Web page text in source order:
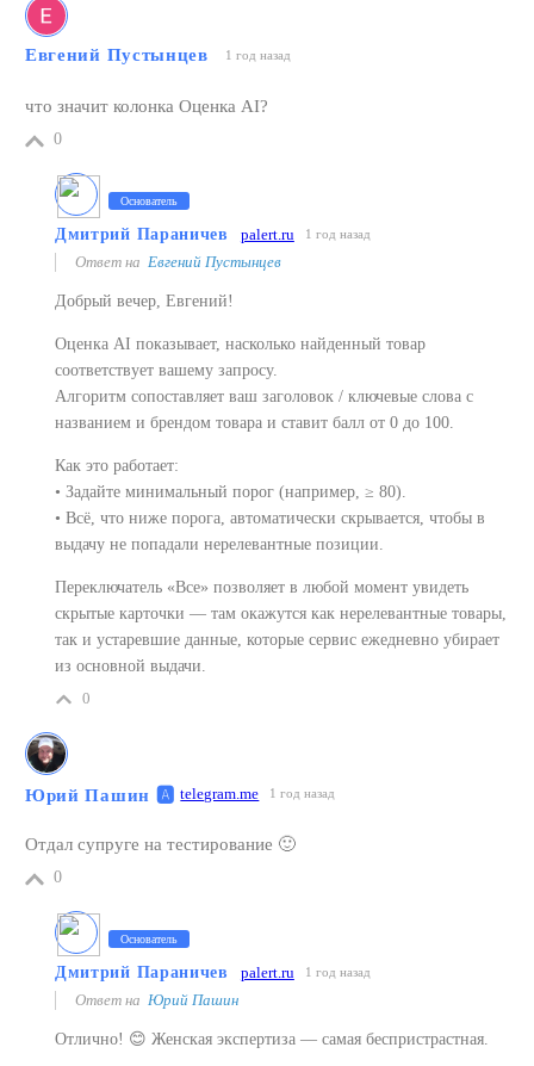
Евгений Пустынцев 1 год назад
что значит колонка Оценка AI?
0
Основатель
Дмитрий Параничев palert.ru 1 год назад
Ответ на Евгений Пустынцев
Добрый вечер, Евгений!
Оценка AI показывает, насколько найденный товар
соответствует вашему запросу.
Алгоритм сопоставляет ваш заголовок / ключевые слова с
названием и брендом товара и ставит балл от 0 до 100.
Как это работает:
• Задайте минимальный порог (например, ≥ 80).
• Всё, что ниже порога, автоматически скрывается, чтобы в
выдачу не попадали нерелевантные позиции.
Переключатель «Все» позволяет в любой момент увидеть
скрытые карточки — там окажутся как нерелевантные товары,
так и устаревшие данные, которые сервис ежедневно убирает
из основной выдачи.
0
Юрий Пашин 🅰️ telegram.me 1 год назад
Отдал супруге на тестирование 🙂
0
Основатель
Дмитрий Параничев palert.ru 1 год назад
Ответ на Юрий Пашин
Отлично! 😊 Женская экспертиза — самая беспристрастная.